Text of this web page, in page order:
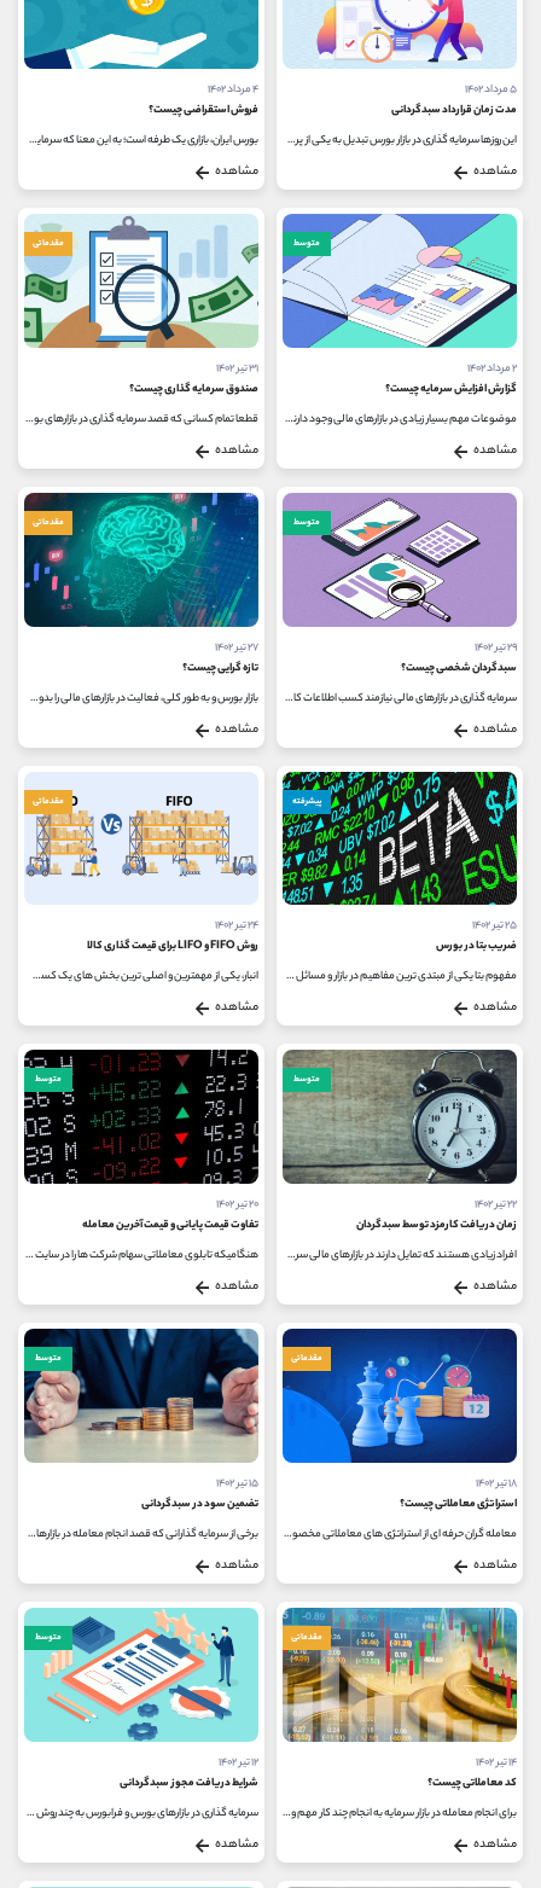
۵ مرداد ۱۴۰۲
مدت زمان قرارداد سبدگردانی
این روزها سرمایه گذاری در بازار بورس تبدیل به یکی از پرطرفدارترین گزینه های سرمایه گذاری در کشورمان شده است. طبیعی است که مانند...
مشاهده
۴ مرداد ۱۴۰۲
فروش استقراضی چیست؟
بورس ایران، بازاری یک طرفه است؛ به این معنا که سرمایه گذاران فقط با افزایش قیمت سهام می توانند سود کسب کنند و در روندهای نزولی،...
مشاهده
متوسط
۲ مرداد ۱۴۰۲
گزارش افزایش سرمایه چیست؟
موضوعات مهم بسیار زیادی در بازارهای مالی وجود دارند که اغلب سرمایه گذاران بازارهای بورس و فرابورس نیز اطلاعات کافی در مورد...
مشاهده
مقدماتی
۳۱ تیر ۱۴۰۲
صندوق سرمایه گذاری چیست؟
قطعا تمام کسانی که قصد سرمایه گذاری در بازارهای بورس و فرابورس را دارند، یا اینکه در حال حاضر از سرمایه خود در این بازارها...
مشاهده
متوسط
۲۹ تیر ۱۴۰۲
سبدگردان شخصی چیست؟
سرمایه گذاری در بازارهای مالی نیازمند کسب اطلاعات کافی، دانش به روز و تحلیل های اصولی است. قطعا تمام کسانی که قصد سرمایه گذاری...
مشاهده
مقدماتی
۲۷ تیر ۱۴۰۲
تازه گرایی چیست؟
بازار بورس و به طور کلی، فعالیت در بازارهای مالی را بدون در نظر گرفتن مسائل مربوط به روانشناسی بازار نمی توان مورد بررسی قرار...
مشاهده
پیشرفته
۲۵ تیر ۱۴۰۲
ضریب بتا در بورس
مفهوم بتا یکی از مبتدی ترین مفاهیم در بازار و مسائل مربوط به سرمایه گذاری می باشد که به ارزیابی عملکرد سهام در جریان بازار...
مشاهده
مقدماتی
۲۴ تیر ۱۴۰۲
روش FIFO و LIFO برای قیمت گذاری کالا
انبار، یکی از مهمترین و اصلی ترین بخش های یک کسب و کار و بنگاه اقتصادی است؛ به گونه ای که ممکن است تمام دارایی های یک شرکت در...
مشاهده
متوسط
۲۲ تیر ۱۴۰۲
زمان دریافت کارمزد توسط سبدگردان
افراد زیادی هستند که تمایل دارند در بازارهای مالی سرمایه گذاری کنند؛ ولی از دانش و تجربه کافی در این حوزه برخوردار نیستند...
مشاهده
متوسط
۲۰ تیر ۱۴۰۲
تفاوت قیمت پایانی و قیمت آخرین معامله
هنگامیکه تابلوی معاملاتی سهام شرکت ها را در سایت شرکت مدیریت فناوری بورس تهران مشاهده می کنید، مفاهیم و اعداد و ارقام متعددی...
مشاهده
مقدماتی
۱۸ تیر ۱۴۰۲
استراتژی معاملاتی چیست؟
معامله گران حرفه ای از استراتژی های معاملاتی مخصوص به خودشان استفاده می کنند. این استراتژی به قدری با ذهن و روح معامله گر همراه...
مشاهده
متوسط
۱۵ تیر ۱۴۰۲
تضمین سود در سبدگردانی
برخی از سرمایه گذارانی که قصد انجام معامله در بازارهای بورس و فرابورس را دارند، به دنبال پیدا کردن راهی برای تضمین سود دریافتی...
مشاهده
مقدماتی
۱۴ تیر ۱۴۰۲
کد معاملاتی چیست؟
برای انجام معامله در بازار سرمایه به انجام چند کار مهم و ضروری نیاز دارید؛ در غیر اینصورت نمی توانید سهام مورد نظر خود را خرید...
مشاهده
متوسط
۱۲ تیر ۱۴۰۲
شرایط دریافت مجوز سبدگردانی
سرمایه گذاری در بازارهای بورس و فرابورس به چند روش مختلف انجام می شود که یکی از آن ها عقد قرارداد با شرکت های سبدگردانی است...
مشاهده